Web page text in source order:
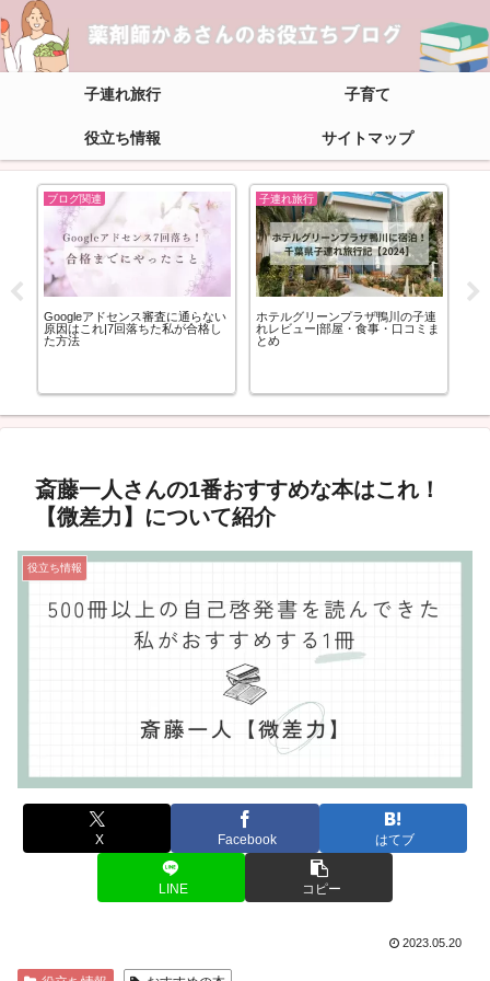
子連れ旅行 子育て
役立ち情報 サイトマップ
ブログ関連
Googleアドセンス審査に通らない
原因はこれ|7回落ちた私が合格し
た方法
子連れ旅行
ホテルグリーンプラザ鴨川の子連
れレビュー|部屋・食事・口コミま
とめ
斎藤一人さんの1番おすすめな本はこれ！
【微差力】について紹介
役立ち情報
X Facebook はてブ
LINE コピー
2023.05.20